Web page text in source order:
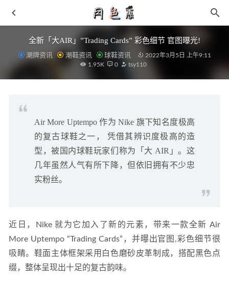
全新「大AIR」”Trading Cards” 彩色细节 官图曝光!
潮牌资讯 潮鞋资讯 球鞋资讯
2022年3月5日 上午9:11
1.95K
0 tsy110
Air More Uptempo 作为 Nike 旗下知名度极高
的复古球鞋之一， 凭借其辨识度极高的造
型，被国内球鞋玩家们称为「大 AIR」。这
几年虽然人气有所下降，但依旧拥有不少忠
实粉丝。
近日，Nike 就为它加入了新的元素，带来一款全新 Air
More Uptempo “Trading Cards”，并曝出官图,彩色细节很
吸睛。鞋面主体框架采用白色磨砂皮革制成，搭配黑色点
缀，整体呈现出十足的复古韵味。
Champion 冠军 2021 夏季 ESSENTIALS 鞋款系列来袭
2021-07-18
安踏全新 KT6 剁手限量礼盒即将上架，镭射渐变
2021-10-
马汀博士 x Jean-Michel Basquiat 全新联名鞋款即将登场
09-09
微信内部优惠券群运营 培养团队归属感带队干货
2019-08-
14